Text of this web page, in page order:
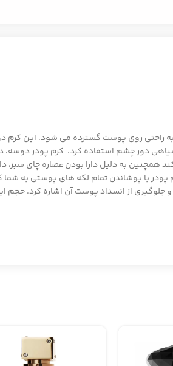
راحتی روی پوست گسترده می شود. این کرم
همچنین به دلیل دارا بودن عصاره چای
با پوشاندن تمام لکه های پوستی به